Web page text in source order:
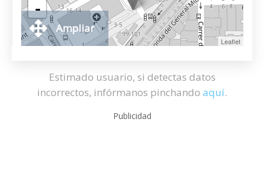
-
Leaflet
Ampliar
Estimado usuario, si detectas datos
incorrectos, infórmanos pinchando aquí.
Publicidad